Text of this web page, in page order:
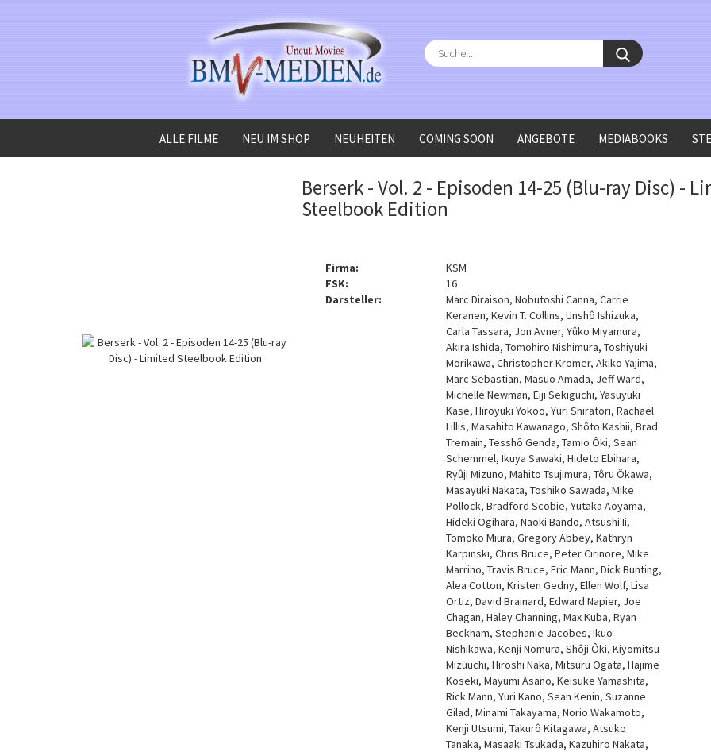
Suche...
ALLE FILME NEU IM SHOP NEUHEITEN COMING SOON ANGEBOTE MEDIABOOKS
Berserk - Vol. 2 - Episoden 14-25 (Blu-ray Disc) - Limited Steelbook Edition
Berserk - Vol. 2 - Episoden 14-25 (Blu-ray Disc) -
Steelbook Edition
Firma:
KSM
FSK:
16
Darsteller:
Marc Diraison, Nobutoshi Canna, Carrie
Keranen, Kevin T. Collins, Unshô Ishizuka,
Carla Tassara, Jon Avner, Yûko Miyamura,
Akira Ishida, Tomohiro Nishimura, Toshiyuki
Morikawa, Christopher Kromer, Akiko Yajima,
Marc Sebastian, Masuo Amada, Jeff Ward,
Michelle Newman, Eiji Sekiguchi, Yasuyuki
Kase, Hiroyuki Yokoo, Yuri Shiratori, Rachael
Lillis, Masahito Kawanago, Shôto Kashii, Brad
Tremain, Tesshô Genda, Tamio Ôki, Sean
Schemmel, Ikuya Sawaki, Hideto Ebihara,
Ryûji Mizuno, Mahito Tsujimura, Tôru Ôkawa,
Masayuki Nakata, Toshiko Sawada, Mike
Pollock, Bradford Scobie, Yutaka Aoyama,
Hideki Ogihara, Naoki Bando, Atsushi Ii,
Tomoko Miura, Gregory Abbey, Kathryn
Karpinski, Chris Bruce, Peter Cirinore, Mike
Marrino, Travis Bruce, Eric Mann, Dick Bunting,
Alea Cotton, Kristen Gedny, Ellen Wolf, Lisa
Ortiz, David Brainard, Edward Napier, Joe
Chagan, Haley Channing, Max Kuba, Ryan
Beckham, Stephanie Jacobes, Ikuo
Nishikawa, Kenji Nomura, Shôji Ôki, Kiyomitsu
Mizuuchi, Hiroshi Naka, Mitsuru Ogata, Hajime
Koseki, Mayumi Asano, Keisuke Yamashita,
Rick Mann, Yuri Kano, Sean Kenin, Suzanne
Gilad, Minami Takayama, Norio Wakamoto,
Kenji Utsumi, Takurô Kitagawa, Atsuko
Tanaka, Masaaki Tsukada, Kazuhiro Nakata,